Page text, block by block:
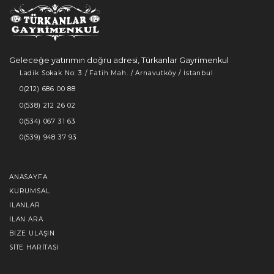
Geleceğe yatırımın doğru adresi, Türkanlar Gayrimenkul
Ladik Sokak No: 3 / Fatih Mah. / Arnavutköy / İstanbul
0(212) 686 00 88
0(538) 212 26 02
0(534) 067 31 63
0(539) 948 37 93
ANASAYFA
KURUMSAL
İLANLAR
İLAN ARA
BIZE ULAŞIN
SITE HARITASI